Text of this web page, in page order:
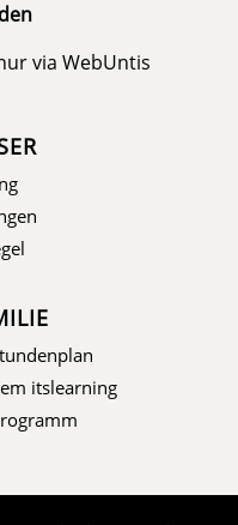
viaWebUntis
itslearning